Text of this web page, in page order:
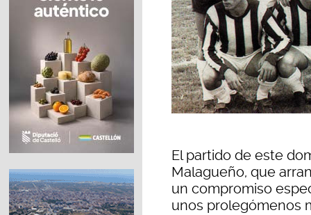
El partido de este
Malagueño, que
un compromiso
unos prolegómenos